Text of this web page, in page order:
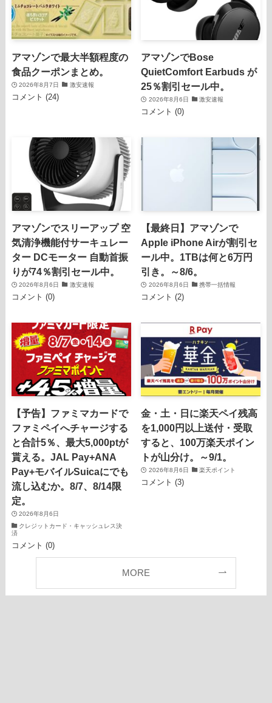
アマゾンで最大半額程度の
食品クーポンまとめ。
2026年8月7日 激安速報
コメント (24)
アマゾンでBose
QuietComfort Earbuds が
25％割引セール中。
2026年8月6日 激安速報
コメント (0)
アマゾンでスリーアップ 空
気清浄機能付サーキュレー
ター DCモーター 自動首振
りが74％割引セール中。
2026年8月6日 激安速報
コメント (0)
【最終日】アマゾンで
Apple iPhone Airが割引セ
ール中。1TBは何と6万円
引き。～8/6。
2026年8月6日 携帯一括情報
コメント (2)
【予告】ファミマカードで
ファミペイへチャージする
と合計5％、最大5,000ptが
貰える。JAL Pay+ANA
Pay+モバイルSuicaにでも
流し込むか。8/7、8/14限
定。
2026年8月6日
クレジットカード・キャッシュレス決
済
コメント (0)
金・土・日に楽天ペイ残高
を1,000円以上送付・受取
すると、100万楽天ポイン
トが山分け。～9/1。
2026年8月6日 楽天ポイント
コメント (3)
MORE